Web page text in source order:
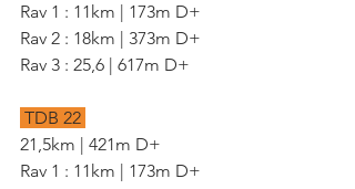
Rav 1 : 11km | 173m D+
Rav 2 : 18km | 373m D+
Rav 3 : 25,6 | 617m D+
TDB 22
21,5km | 421m D+
Rav 1 : 11km | 173m D+